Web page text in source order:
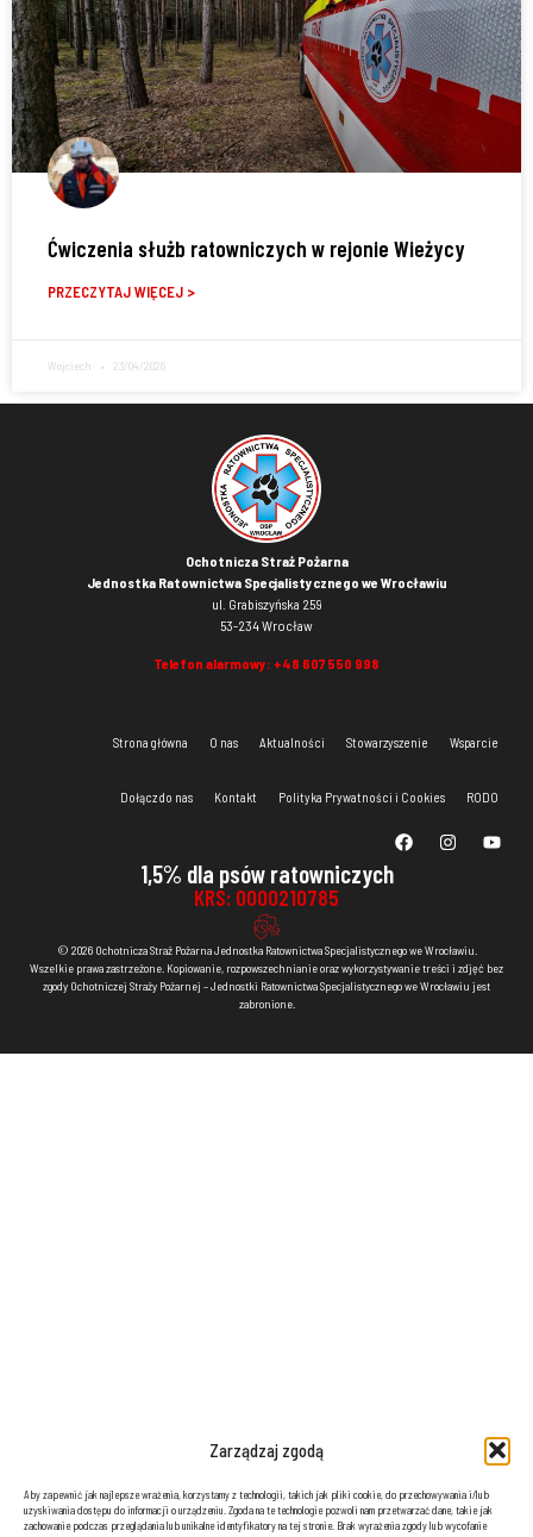
Zarządzaj zgodą
Aby zapewnić jak najlepsze wrażenia, korzystamy z technologii, takich jak pliki cookie, do przechowywania i/lub
uzyskiwania dostępu do informacji o urządzeniu. Zgoda na te technologie pozwoli nam przetwarzać dane, takie jak
zachowanie podczas przeglądania lub unikalne identyfikatory na tej stronie. Brak wyrażenia zgody lub wycofanie
Ćwiczenia służb ratowniczych w rejonie Wieżycy
PRZECZYTAJ WIĘCEJ >
Wojciech 23/04/2026
Ochotnicza Straż Pożarna
Jednostka Ratownictwa Specjalistycznego we Wrocławiu
ul. Grabiszyńska 259
53-234 Wrocław
Telefon alarmowy: +48 607 550 998
Strona główna O nas Aktualności Stowarzyszenie Wsparcie
Dołącz do nas Kontakt Polityka Prywatności i Cookies RODO
1,5% dla psów ratowniczych
KRS: 0000210785
© 2026 Ochotnicza Straż Pożarna Jednostka Ratownictwa Specjalistycznego we Wrocławiu.
Wszelkie prawa zastrzeżone. Kopiowanie, rozpowszechnianie oraz wykorzystywanie treści i zdjęć bez
zgody Ochotniczej Straży Pożarnej – Jednostki Ratownictwa Specjalistycznego we Wrocławiu jest
zabronione.